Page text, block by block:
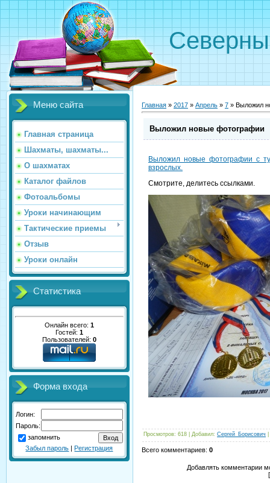
Меню сайта
Главная страница
Шахматы, шахматы...
О шахматах
Каталог файлов
Фотоальбомы
Уроки начинающим
Тактические приемы
Отзыв
Уроки онлайн
Статистика
Онлайн всего: 1
Гостей: 1
Пользователей: 0
Форма входа
Логин:
Пароль:
запомнить
Забыл пароль |Регистрация
Главная » 2017 » Апрель » 7 » Выложил
Выложил новые фотографии
Выложил новые фотографии с
взрослых.
Смотрите, делитесь ссылками.
Просмотров: 618 | Добавил: Сергей_Борисович
Всего комментариев: 0
Добавлять комментарии